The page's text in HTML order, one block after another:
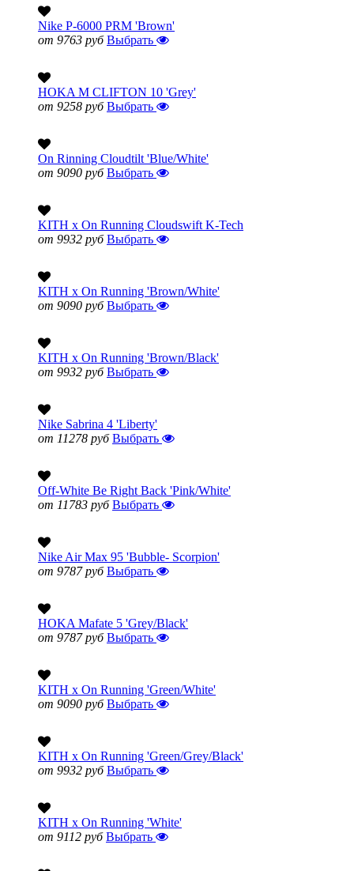
Nike P-6000 PRM 'Brown'
от 9763 руб Выбрать
HOKA M CLIFTON 10 'Grey'
от 9258 руб Выбрать
On Rinning Cloudtilt 'Blue/White'
от 9090 руб Выбрать
KITH x On Running Cloudswift K-Tech
от 9932 руб Выбрать
KITH x On Running 'Brown/White'
от 9090 руб Выбрать
KITH x On Running 'Brown/Black'
от 9932 руб Выбрать
Nike Sabrina 4 'Liberty'
от 11278 руб Выбрать
Off-White Be Right Back 'Pink/White'
от 11783 руб Выбрать
Nike Air Max 95 'Bubble- Scorpion'
от 9787 руб Выбрать
HOKA Mafate 5 'Grey/Black'
от 9787 руб Выбрать
KITH x On Running 'Green/White'
от 9090 руб Выбрать
KITH x On Running 'Green/Grey/Black'
от 9932 руб Выбрать
KITH x On Running 'White'
от 9112 руб Выбрать